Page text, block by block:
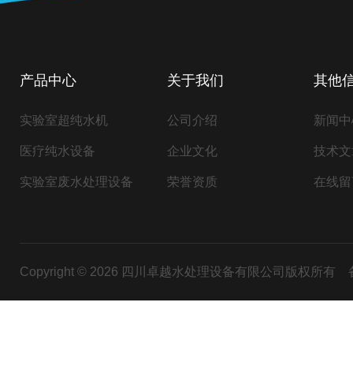
产品中心
实验室超纯水机
医疗纯水设备
实验室废水处理设备
关于我们
公司介绍
企业文化
荣誉资质
其他
新闻
技术
在线
Copyright © 2026 四川卓越水处理设备有限公司版权所有